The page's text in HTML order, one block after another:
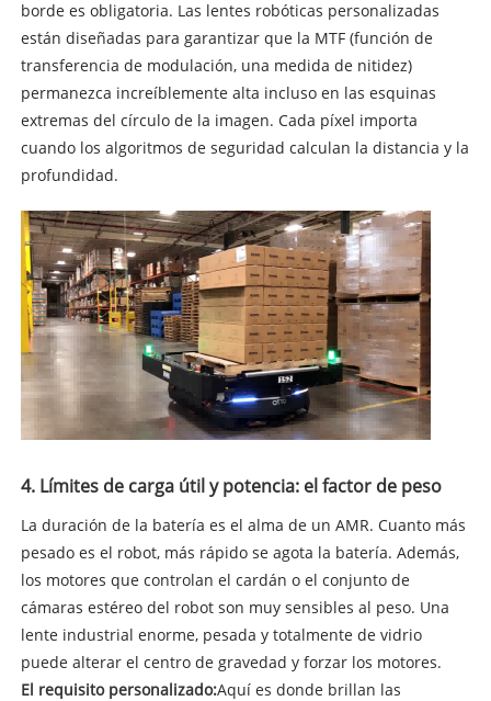
borde es obligatoria. Las lentes robóticas personalizadas
están diseñadas para garantizar que la MTF (función de
transferencia de modulación, una medida de nitidez)
permanezca increíblemente alta incluso en las esquinas
extremas del círculo de la imagen. Cada píxel importa
cuando los algoritmos de seguridad calculan la distancia y la
profundidad.
4. Límites de carga útil y potencia: el factor de peso
La duración de la batería es el alma de un AMR. Cuanto más
pesado es el robot, más rápido se agota la batería. Además,
los motores que controlan el cardán o el conjunto de
cámaras estéreo del robot son muy sensibles al peso. Una
lente industrial enorme, pesada y totalmente de vidrio
puede alterar el centro de gravedad y forzar los motores.
El requisito personalizado:Aquí es donde brillan las